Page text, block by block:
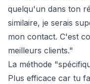
quelqu'un dans ton
similaire, je serais
mon contact. C'est
meilleurs clients."
La méthode
Plus efficace car tu